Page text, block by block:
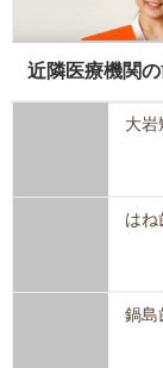
近隣医療機関
大岩
はね
鍋島